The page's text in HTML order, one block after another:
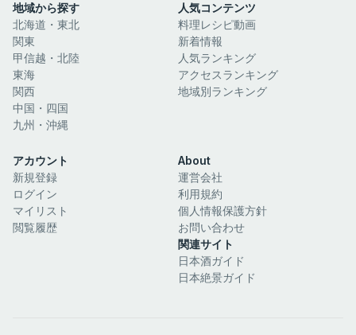
地域から探す
北海道・東北
関東
甲信越・北陸
東海
関西
中国・四国
九州・沖縄
人気コンテンツ
料理レシピ動画
新着情報
人気ランキング
アクセスランキング
地域別ランキング
アカウント
新規登録
ログイン
マイリスト
閲覧履歴
About
運営会社
利用規約
個人情報保護方針
お問い合わせ
関連サイト
日本酒ガイド
日本絶景ガイド